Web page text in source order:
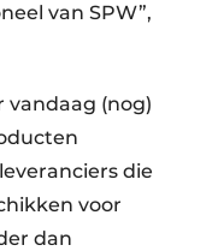
van SPW”,
vandaag (nog)
die
voor
dan